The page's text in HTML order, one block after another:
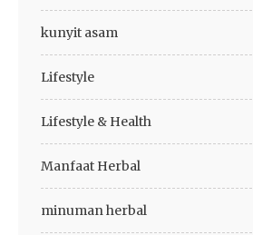
kunyit asam
Lifestyle
Lifestyle & Health
Manfaat Herbal
minuman herbal